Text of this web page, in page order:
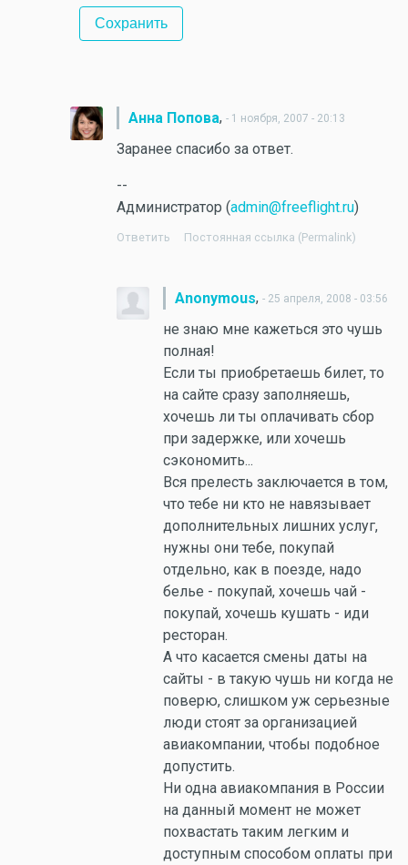
Анна Попова, - 1 ноября, 2007 - 20:13
Заранее спасибо за ответ.
--
Администратор (admin@freeflight.ru)
Ответить Постоянная ссылка (Permalink)
Anonymous, - 25 апреля, 2008 - 03:56
не знаю мне кажеться это чушь
полная!
Если ты приобретаешь билет, то
на сайте сразу заполняешь,
хочешь ли ты оплачивать сбор
при задержке, или хочешь
сэкономить...
Вся прелесть заключается в том,
что тебе ни кто не навязывает
дополнительных лишних услуг,
нужны они тебе, покупай
отдельно, как в поезде, надо
белье - покупай, хочешь чай -
покупай, хочешь кушать - иди
ресторан.
А что касается смены даты на
сайты - в такую чушь ни когда не
поверю, слишком уж серьезные
люди стоят за организацией
авиакомпании, чтобы подобное
допустить.
Ни одна авиакомпания в России
на данный момент не может
похвастать таким легким и
доступным способом оплаты при